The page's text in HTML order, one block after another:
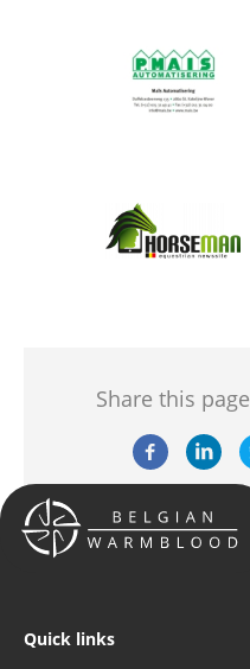
Afbeelding
Afbeelding
Share this
Quick links